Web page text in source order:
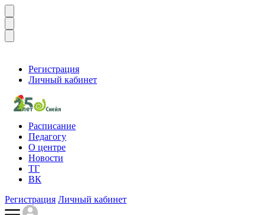
Регистрация
Личный кабинет
Расписание
Педагогу
О центре
Новости
ТГ
ВК
Регистрация Личный кабинет